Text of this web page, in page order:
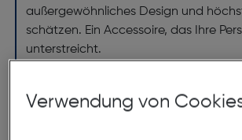
außergewöhnliches Design und
schätzen. Ein Accessoire, das Ihre
unterstreicht.
Abmessungen
Verwendung von